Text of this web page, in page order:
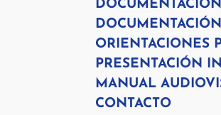
DOCUMENTACIÓN
ORIENTACIONES
PRESENTACIÓN
MANUAL
CONTACTO